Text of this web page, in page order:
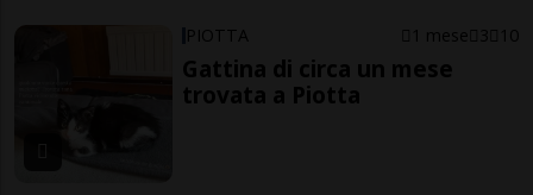
PIOTTA 1 mese 3 10
Gattina di circa un mese
trovata a Piotta